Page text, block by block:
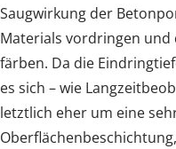
Saugwirkung der
Materials vordringen
färben. Da die
es sich – wie
letztlich eher um eine